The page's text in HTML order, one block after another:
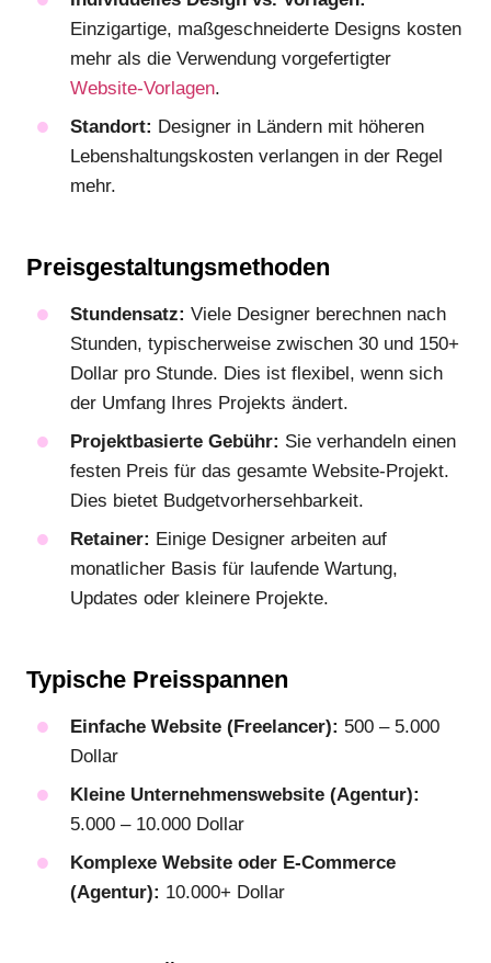
Einzigartige, maßgeschneiderte Designs kosten
mehr als die Verwendung vorgefertigter
Website-Vorlagen.
Standort: Designer in Ländern mit höheren
Lebenshaltungskosten verlangen in der Regel
mehr.
Preisgestaltungsmethoden
Stundensatz: Viele Designer berechnen nach
Stunden, typischerweise zwischen 30 und 150+
Dollar pro Stunde. Dies ist flexibel, wenn sich
der Umfang Ihres Projekts ändert.
Projektbasierte Gebühr: Sie verhandeln einen
festen Preis für das gesamte Website-Projekt.
Dies bietet Budgetvorhersehbarkeit.
Retainer: Einige Designer arbeiten auf
monatlicher Basis für laufende Wartung,
Updates oder kleinere Projekte.
Typische Preisspannen
Einfache Website (Freelancer): 500 – 5.000
Dollar
Kleine Unternehmenswebsite (Agentur):
5.000 – 10.000 Dollar
Komplexe Website oder E-Commerce
(Agentur): 10.000+ Dollar